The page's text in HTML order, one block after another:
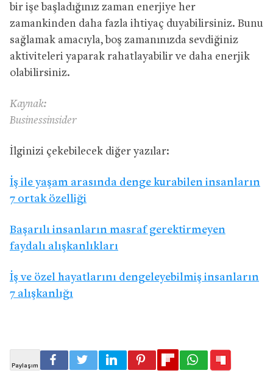
bir işe başladığınız zaman enerjiye her
zamankinden daha fazla ihtiyaç duyabilirsiniz. Bunu
sağlamak amacıyla, boş zamanınızda sevdiğiniz
aktiviteleri yaparak rahatlayabilir ve daha enerjik
olabilirsiniz.
Kaynak:
Businessinsider
İlginizi çekebilecek diğer yazılar:
İş ile yaşam arasında denge kurabilen insanların
7 ortak özelliği
Başarılı insanların masraf gerektirmeyen
faydalı alışkanlıkları
İş ve özel hayatlarını dengeleyebilmiş insanların
7 alışkanlığı